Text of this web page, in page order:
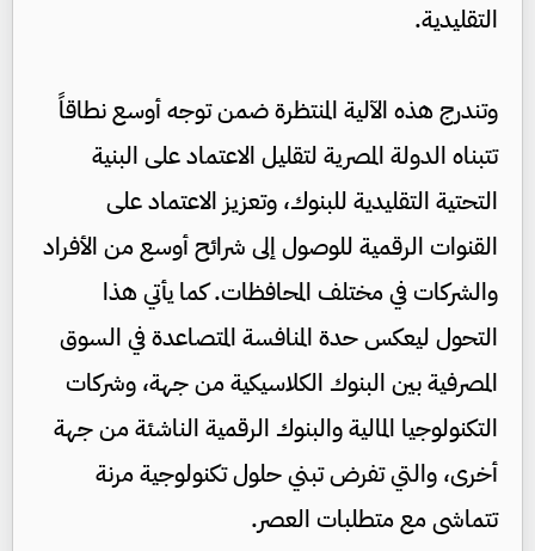
التقليدية.
وتندرج هذه الآلية المنتظرة ضمن توجه أوسع نطاقاً
تتبناه الدولة المصرية لتقليل الاعتماد على البنية
التحتية التقليدية للبنوك، وتعزيز الاعتماد على
القنوات الرقمية للوصول إلى شرائح أوسع من الأفراد
والشركات في مختلف المحافظات. كما يأتي هذا
التحول ليعكس حدة المنافسة المتصاعدة في السوق
المصرفية بين البنوك الكلاسيكية من جهة، وشركات
التكنولوجيا المالية والبنوك الرقمية الناشئة من جهة
أخرى، والتي تفرض تبني حلول تكنولوجية مرنة
تتماشى مع متطلبات العصر.